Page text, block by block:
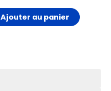
Ajouter au panier